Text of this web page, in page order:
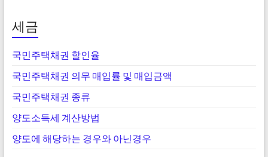
세금
국민주택채권 할인율
국민주택채권 의무 매입률 및 매입금액
국민주택채권 종류
양도소득세 계산방법
양도에 해당하는 경우와 아닌경우